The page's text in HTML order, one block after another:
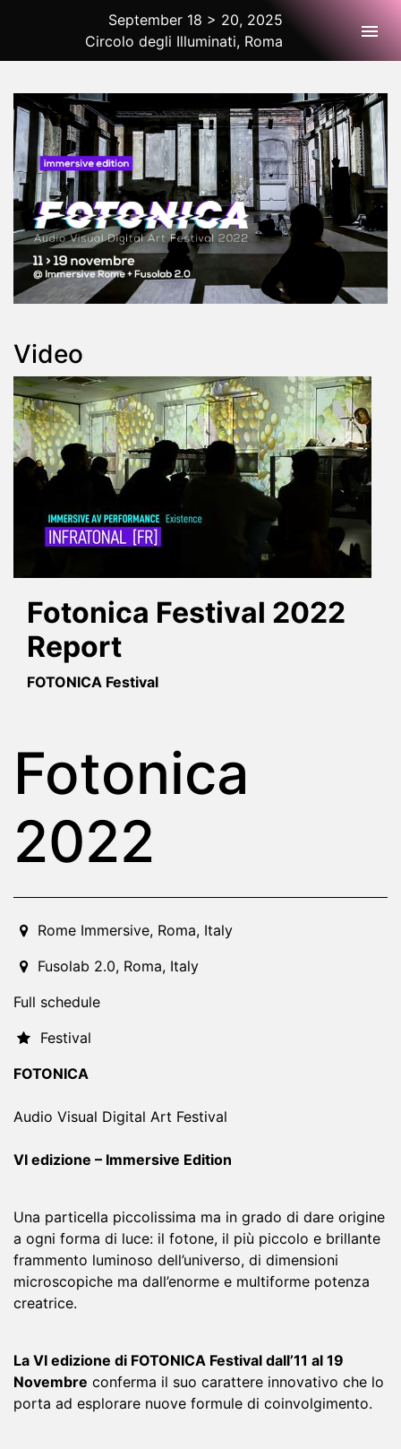
2025 Rome
September 18 > 20, 2025
Circolo degli Illuminati, Roma
Video
Fotonica Festival 2022
Report
FOTONICA Festival
Fotonica
2022
2022-11-11T21:00:00.000Z|2022-11-19T21:00:00.000Z
Rome Immersive, Roma, Italy
Fusolab 2.0, Roma, Italy
Full schedule
Festival
FOTONICA
Audio Visual Digital Art Festival
VI edizione – Immersive Edition
Una particella piccolissima ma in grado di dare origine
a ogni forma di luce: il fotone, il più piccolo e brillante
frammento luminoso dell’universo, di dimensioni
microscopiche ma dall’enorme e multiforme potenza
creatrice.
La VI edizione di FOTONICA Festival dall’11 al 19
Novembre conferma il suo carattere innovativo che lo
porta ad esplorare nuove formule di coinvolgimento.